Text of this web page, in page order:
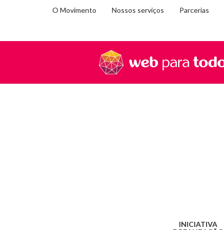
O Movimento Nossos serviços Parcerias
Parcerias
INICIATIVA